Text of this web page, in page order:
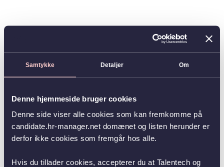
Samtykke Detaljer Om
Denne hjemmeside bruger cookies
Denne side viser alle cookies som kan fremkomme på
candidate.hr-manager.net domænet og listen herunder er
derfor ikke cookies som fremgår hos alle.
Hvis du tillader cookies, accepterer du at Talentech og